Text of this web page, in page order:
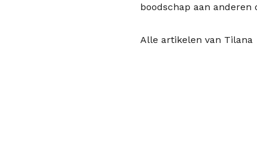
boodschap aan anderen
Alle artikelen van Tilana